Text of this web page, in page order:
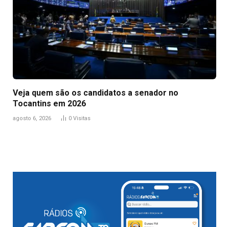
Veja quem são os candidatos a senador no
Tocantins em 2026
agosto 6, 2026 0 Visitas